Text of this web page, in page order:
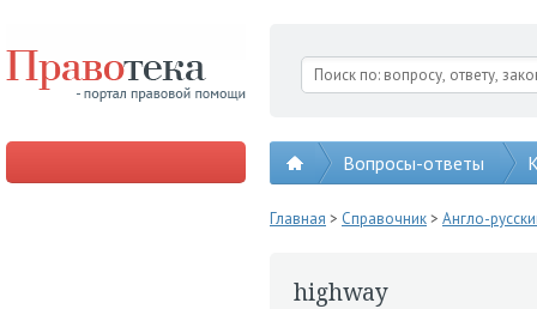
Вопросы-ответы
Главная > Справочник> Англо-
highway